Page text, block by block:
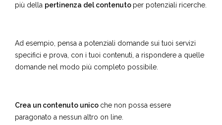
più della pertinenza del contenuto per potenziali ricerche.
Ad esempio, pensa a potenziali domande sui tuoi servizi
specifici e prova, con i tuoi contenuti, a rispondere a quelle
domande nel modo più completo possibile.
Crea un contenuto unico che non possa essere
paragonato a nessun altro on line.